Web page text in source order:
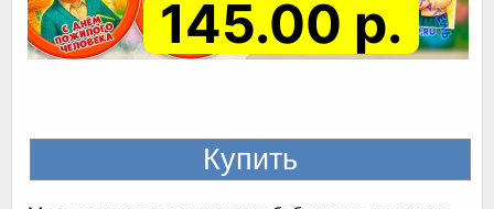
145.00 р.